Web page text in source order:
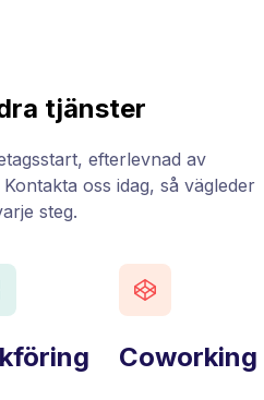
tjänster
efterlevnad av
oss idag, så vägleder
steg.
Coworking